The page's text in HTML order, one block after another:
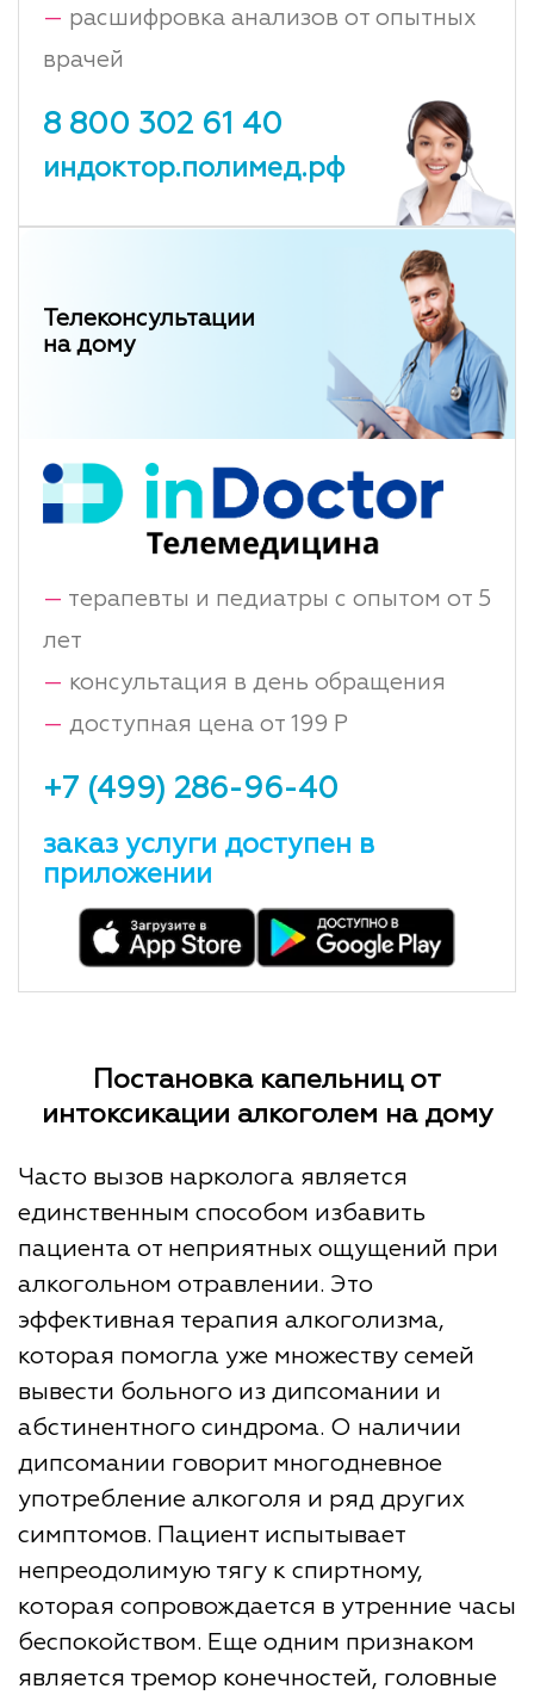
— расшифровка анализов от опытных
врачей
8 800 302 61 40
индоктор.полимед.рф
Телеконсультации
на дому
— терапевты и педиатры с опытом от 5
лет
— консультация в день обращения
— доступная цена от 199 Р
+7 (499) 286-96-40
заказ услуги доступен в
приложении
Постановка капельниц от
интоксикации алкоголем на дому
Часто вызов нарколога является
единственным способом избавить
пациента от неприятных ощущений при
алкогольном отравлении. Это
эффективная терапия алкоголизма,
которая помогла уже множеству семей
вывести больного из дипсомании и
абстинентного синдрома. О наличии
дипсомании говорит многодневное
употребление алкоголя и ряд других
симптомов. Пациент испытывает
непреодолимую тягу к спиртному,
которая сопровождается в утренние часы
беспокойством. Еще одним признаком
является тремор конечностей, головные